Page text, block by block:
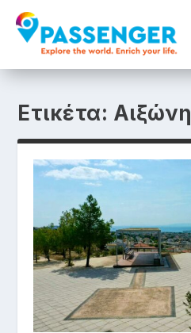
Ετικέτα: Αιξώνη